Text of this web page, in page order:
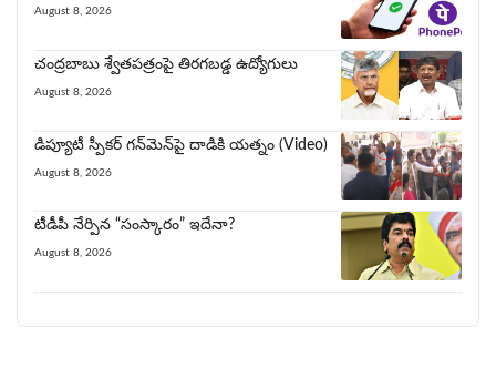
August 8, 2026
చంద్రబాబు శ్వేతపత్రంపై తిర‌గ‌బ‌డ్డ ఉద్యోగులు
August 8, 2026
డిప్యూటీ స్పీకర్ గన్‌మెన్‌పై దాడికి య‌త్నం (Video)
August 8, 2026
టీడీపీ నేర్పిన‌ “సంస్కారం” ఇదేనా?
August 8, 2026